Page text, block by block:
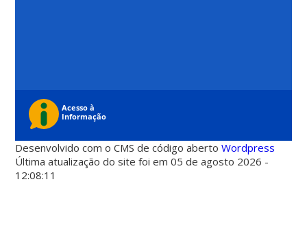
Desenvolvido com o CMS de código abertoWordpress
Última atualização do site foi em 05 de agosto 2026 -
12:08:11